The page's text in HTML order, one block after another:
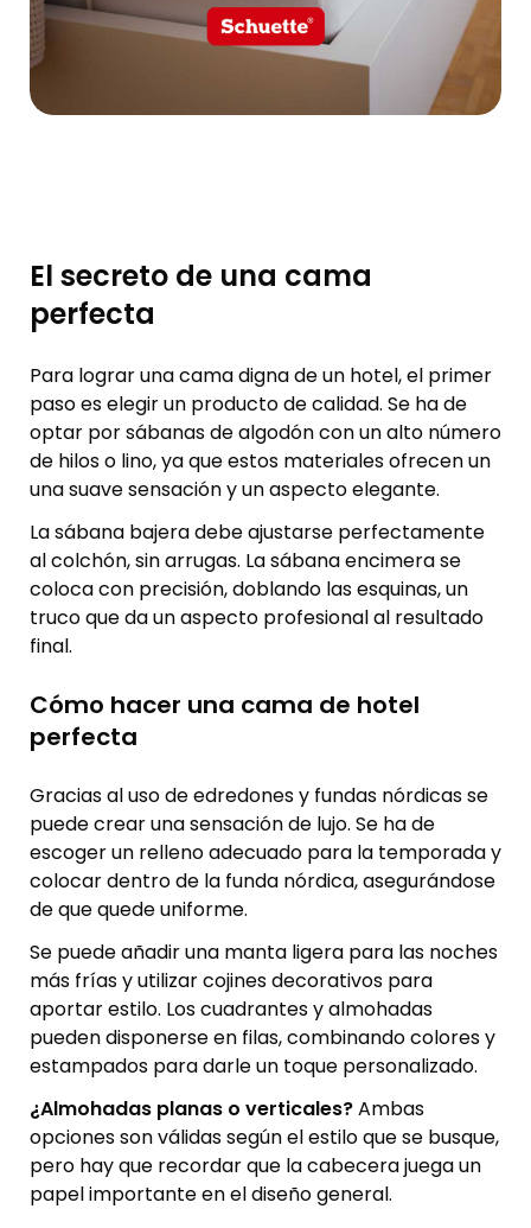
El secreto de una cama
perfecta
Para lograr una cama digna de un hotel, el primer
paso es elegir un producto de calidad. Se ha de
optar por sábanas de algodón con un alto número
de hilos o lino, ya que estos materiales ofrecen un
una suave sensación y un aspecto elegante.
La sábana bajera debe ajustarse perfectamente
al colchón, sin arrugas. La sábana encimera se
coloca con precisión, doblando las esquinas, un
truco que da un aspecto profesional al resultado
final.
Cómo hacer una cama de hotel
perfecta
Gracias al uso de edredones y fundas nórdicas se
puede crear una sensación de lujo. Se ha de
escoger un relleno adecuado para la temporada y
colocar dentro de la funda nórdica, asegurándose
de que quede uniforme.
Se puede añadir una manta ligera para las noches
más frías y utilizar cojines decorativos para
aportar estilo. Los cuadrantes y almohadas
pueden disponerse en filas, combinando colores y
estampados para darle un toque personalizado.
¿Almohadas planas o verticales?Ambas
opciones son válidas según el estilo que se busque,
pero hay que recordar que la cabecera juega un
papel importante en el diseño general.